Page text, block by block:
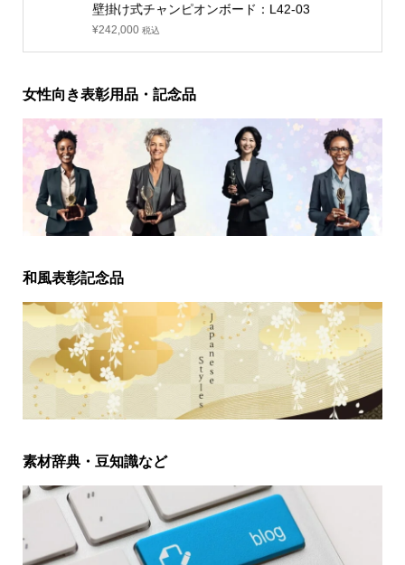
壁掛け式チャンピオンボード：L42-03
税込
女性向き表彰用品・記念品
和風表彰記念品
素材辞典・豆知識など